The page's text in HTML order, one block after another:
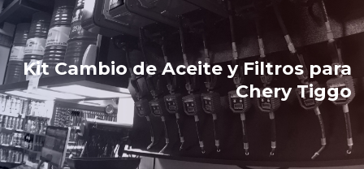
Kit Cambio de Aceite y Filtros para
Chery Tiggo